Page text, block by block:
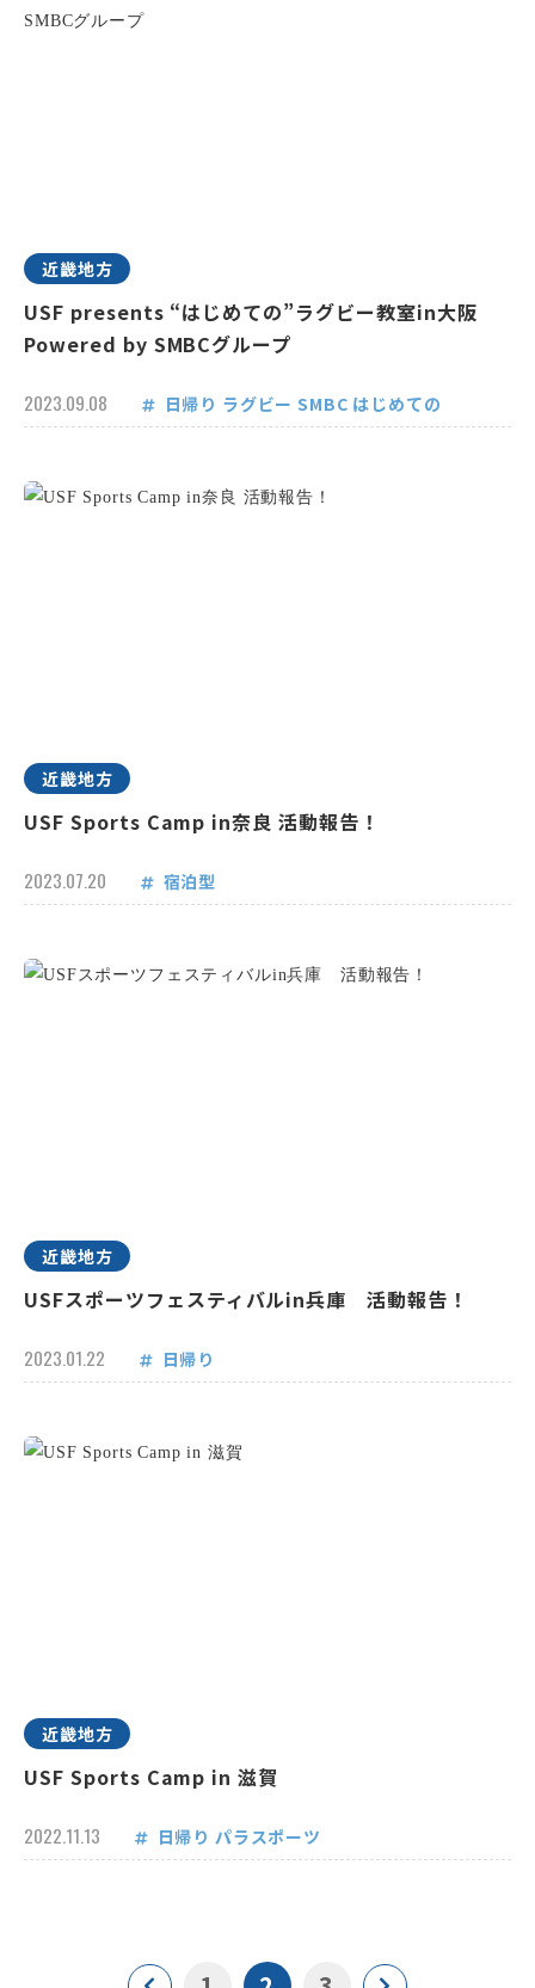
近畿地方
USF presents “はじめての”ラグビー教室in大阪
Powered by SMBCグループ
2023.09.08 日帰り ラグビー SMBC はじめての
近畿地方
USF Sports Camp in奈良 活動報告！
2023.07.20 宿泊型
近畿地方
USFスポーツフェスティバルin兵庫 活動報告！
2023.01.22 日帰り
近畿地方
USF Sports Camp in 滋賀
2022.11.13 日帰り パラスポーツ